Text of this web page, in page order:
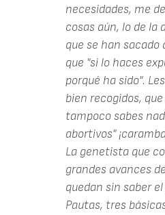
necesidades, me
cosas aún, lo de
que se han
que "si lo haces
porqué ha sido".
bien recogidos,
tampoco sabes
abortivos"
La genetista que
grandes avances
quedan sin saber
Pautas, tres